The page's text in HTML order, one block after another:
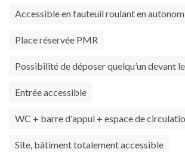
Accessible en fauteuil roulant en
Place réservée PMR
Possibilité de déposer quelqu’un devant
Entrée accessible
WC + barre d'appui + espace de
Site, bâtiment totalement accessible